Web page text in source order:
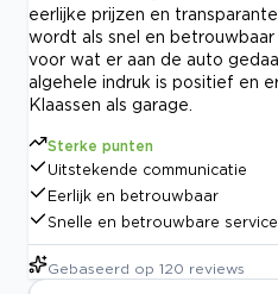
eerlijke prijzen en
wordt als snel en
voor wat er aan de auto
algehele indruk is positief en
Klaassen als garage.
Sterke punten
Uitstekende communicatie
Eerlijk en betrouwbaar
Snelle en betrouwbare service
Gebaseerd op 120 reviews